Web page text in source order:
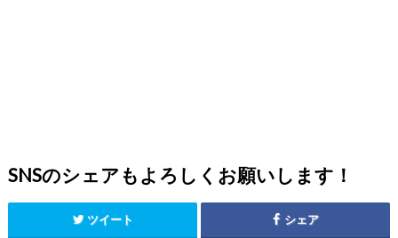
SNSのシェアもよろしくお願いします！
ツイート シェア